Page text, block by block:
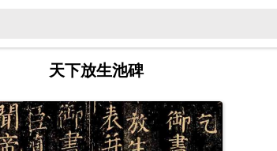
天下放生池碑